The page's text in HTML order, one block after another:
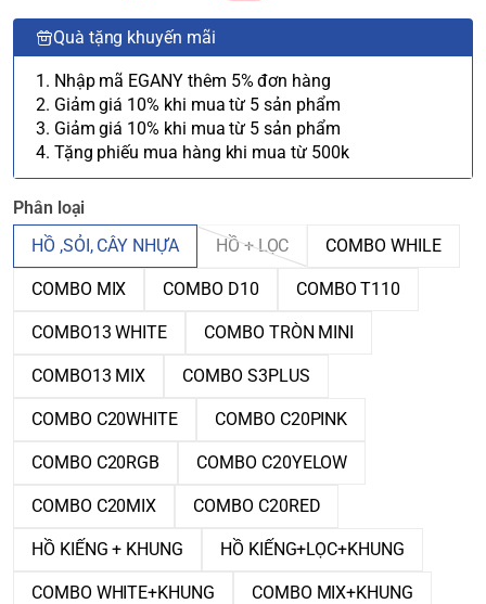
Quà tặng khuyến mãi
1. Nhập mã EGANY thêm 5% đơn hàng
2. Giảm giá 10% khi mua từ 5 sản phẩm
3. Giảm giá 10% khi mua từ 5 sản phẩm
4. Tặng phiếu mua hàng khi mua từ 500k
Phân loại
HỒ ,SỎI, CÂY NHỰA
HỒ + LỌC COMBO WHILE
COMBO MIX COMBO D10 COMBO T110
COMBO13 WHITE COMBO TRÒN MINI
COMBO13 MIX COMBO S3PLUS
COMBO C20WHITE COMBO C20PINK
COMBO C20RGB COMBO C20YELOW
COMBO C20MIX COMBO C20RED
HỒ KIẾNG + KHUNG HỒ KIẾNG+LỌC+KHUNG
COMBO WHITE+KHUNG COMBO MIX+KHUNG